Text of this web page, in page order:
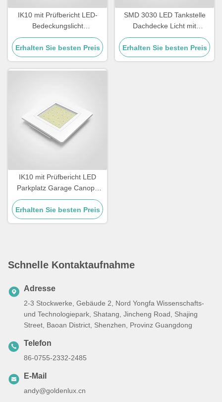
IK10 mit Prüfbericht LED-
Bedeckungslicht
Energiesparendes,
langlebiges Design geeignet
für Parkplatz, Garage und
Tankstelle
Erhalten Sie besten Preis
SMD 3030 LED Tankstelle
Dachdecke Licht mit
robusten Druckguss
Aluminium Gehäuse
Langlebige Energie
Erhalten Sie besten Preis
IK10 mit Prüfbericht LED
Parkplatz Garage Canopy
Light Integrierte SMD 3030
LED Chip
Witterungsbeständige
Erhalten Sie besten Preis
Schnelle Kontaktaufnahme
Adresse
2-3 Stockwerke, Gebäude 2, Nord Yongfa Wissenschafts-
und Technologiepark, Shatang, Jincheng Road, Shajing
Street, Baoan District, Shenzhen, Provinz Guangdong
Telefon
86-0755-2332-2485
E-Mail
andy@goldenlux.cn